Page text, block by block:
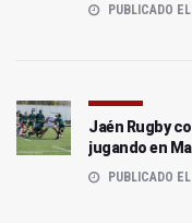
PUBLICADO
Jaén Rugby
jugando en
PUBLICADO